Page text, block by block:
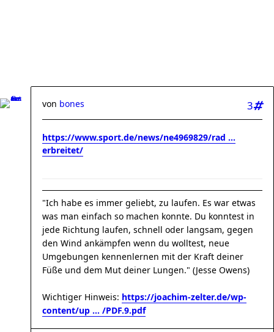
3
von bones
https://www.sport.de/news/ne4969829/rad ...
erbreitet/
"Ich habe es immer geliebt, zu laufen. Es war etwas
was man einfach so machen konnte. Du konntest in
jede Richtung laufen, schnell oder langsam, gegen
den Wind ankämpfen wenn du wolltest, neue
Umgebungen kennenlernen mit der Kraft deiner
Füße und dem Mut deiner Lungen." (Jesse Owens)
Wichtiger Hinweis: https://joachim-zelter.de/wp-
content/up ... /PDF.9.pdf